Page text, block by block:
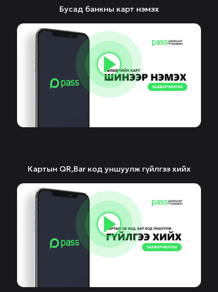
Бусад банкны карт нэмэх
Картын QR,Bar код уншуулж гүйлгээ хийх